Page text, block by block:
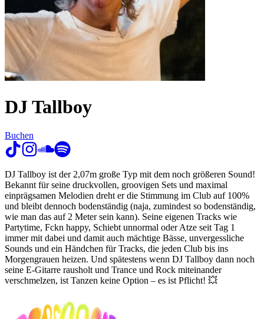
DJ Tallboy
Buchen
DJ Tallboy ist der 2,07m große Typ mit dem noch größeren Sound!
Bekannt für seine druckvollen, groovigen Sets und maximal
einprägsamen Melodien dreht er die Stimmung im Club auf 100%
und bleibt dennoch bodenständig (naja, zumindest so bodenständig,
wie man das auf 2 Meter sein kann). Seine eigenen Tracks wie
Partytime, Fckn happy, Schiebt unnormal oder Atze seit Tag 1
immer mit dabei und damit auch mächtige Bässe, unvergessliche
Sounds und ein Händchen für Tracks, die jeden Club bis ins
Morgengrauen heizen. Und spätestens wenn DJ Tallboy dann noch
seine E-Gitarre rausholt und Trance und Rock miteinander
verschmelzen, ist Tanzen keine Option – es ist Pflicht! 💥